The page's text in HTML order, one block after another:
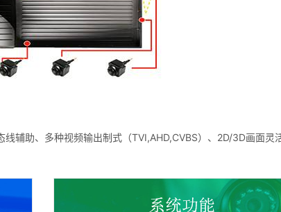
辅助、多种视频输出制式（TVI,AHD,CVBS）、2D/3D画面